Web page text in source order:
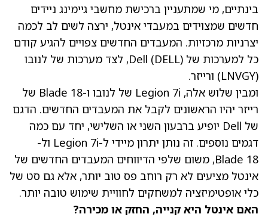
בינתיים, מי שמתעניין ברכישת מחשבי גיימינג ניידים
חדשים שמצוידים במעבדי אינטל, ירצה לשים לב לכמה
יצרניות מרכזיות. המעבדים החדשים צפויים להגיע קודם
כל למערכות של Dell (DELL), לצד מערכות של לנובו
(LNVGY)
ורייזר.
ומבין שלוש אלה, Legion 7i של לנובו ו-Blade 18 של
רייזר יהיו הראשונים לקבל את המעבדים החדשים. הדגם
של Dell יופיע ברבעון השני או השלישי, יחד עם כמה
דגמים נוספים. זה נותן יתרון מיידי ל-Legion 7i ול-
Blade 18, משום שלפי הדיווחים המעבדים החדשים של
אינטל מציעים לא רק רוחב פס טוב יותר, אלא גם סט של
כלי אופטימיזציה למשחקים לחוויית שימוש טובה יותר.
האם אינטל היא קנייה, החזק או מכירה?